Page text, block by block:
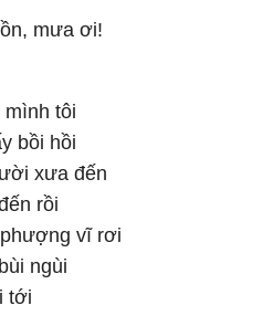
mưa ơi!
tôi
bồi hồi
xưa đến
rồi
vĩ rơi
ngùi
tới